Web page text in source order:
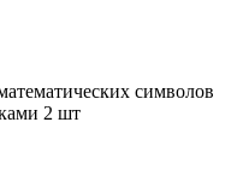
символов
2 шт